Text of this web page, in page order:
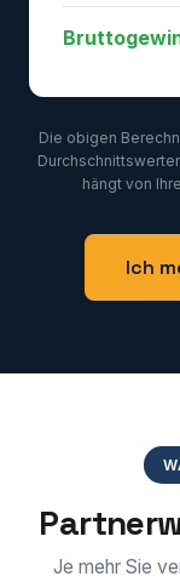
Die obigen
hängt von
Ich
Je mehr Sie